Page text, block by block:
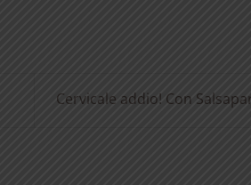
Cervicale addio! Con